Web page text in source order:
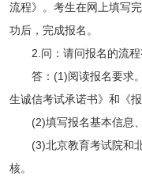
流程》。考生在网上填写
功后，完成报名。
2.问：请问报名的流程
答：(1)阅读报名要求。
生诚信考试承诺书》和《
(2)填写报名基本信息、
(3)北京教育考试院和北
核。